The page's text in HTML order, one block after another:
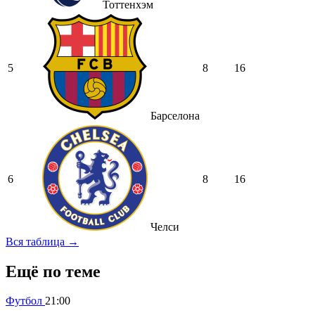
Тоттенхэм
5
Барселона
8 16
6
Челси
8 16
Вся таблица →
Ещё по теме
Футбол 21:00